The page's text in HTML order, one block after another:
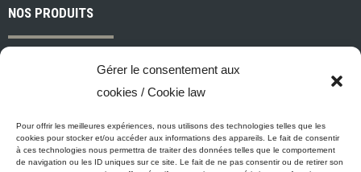
Gérer le consentement aux
cookies / Cookie law
Pour offrir les meilleures expériences, nous utilisons des technologies telles que les
cookies pour stocker et/ou accéder aux informations des appareils. Le fait de consentir
à ces technologies nous permettra de traiter des données telles que le comportement
de navigation ou les ID uniques sur ce site. Le fait de ne pas consentir ou de retirer son
NOS PRODUITS
Peintures et apprêts d’intérieur
Industriel, commercial et municipal
Nettoyage, préparation des surfaces et divers
Outils et accessoires de peinture